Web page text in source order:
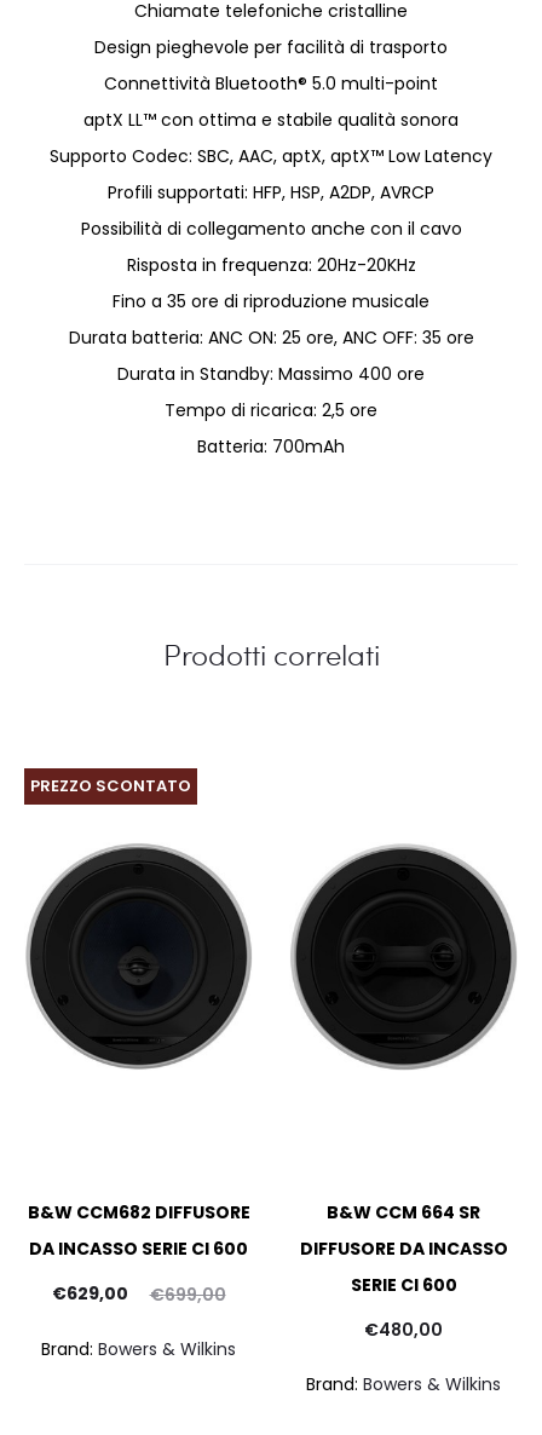
Chiamate telefoniche cristalline
Design pieghevole per facilità di trasporto
Connettività Bluetooth® 5.0 multi-point
aptX LL™ con ottima e stabile qualità sonora
Supporto Codec: SBC, AAC, aptX, aptX™ Low Latency
Profili supportati: HFP, HSP, A2DP, AVRCP
Possibilità di collegamento anche con il cavo
Risposta in frequenza: 20Hz-20KHz
Fino a 35 ore di riproduzione musicale
Durata batteria: ANC ON: 25 ore, ANC OFF: 35 ore
Durata in Standby: Massimo 400 ore
Tempo di ricarica: 2,5 ore
Batteria: 700mAh
Prodotti correlati
PREZZO SCONTATO
B&W CCM682 DIFFUSORE
DA INCASSO SERIE CI 600
€699,00
Il
€629,00
Brand: Bowers & Wilkins
B&W CCM 664 SR
DIFFUSORE DA INCASSO
SERIE CI 600
€480,00
Brand: Bowers & Wilkins